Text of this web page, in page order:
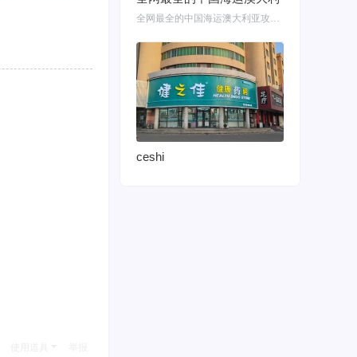
全网最全的中国海运澳大利亚攻略！细说如何把家具转运悉尼墨尔本布里斯班 国内网购
ceshi